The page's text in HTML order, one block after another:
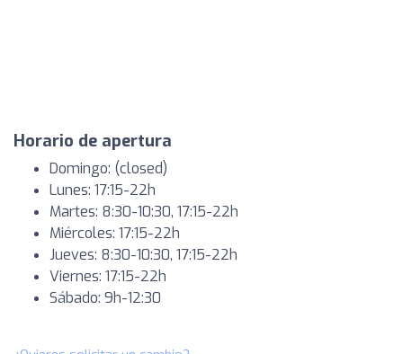
Horario de apertura
Domingo: (closed)
Lunes: 17:15-22h
Martes: 8:30-10:30, 17:15-22h
Miércoles: 17:15-22h
Jueves: 8:30-10:30, 17:15-22h
Viernes: 17:15-22h
Sábado: 9h-12:30